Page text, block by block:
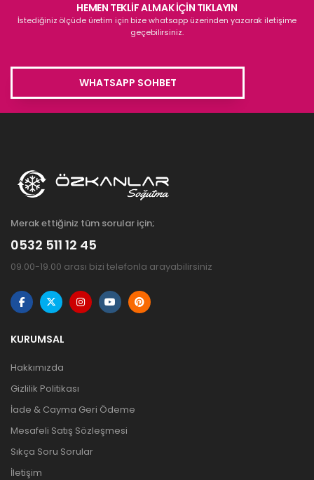
HEMEN TEKLİF ALMAK İÇİN TIKLAYIN
İstediğiniz ölçüde üretim için bize whatsapp üzerinden yazarak iletişime
geçebilirsiniz.
WHATSAPP SOHBET
Merak ettiğiniz tüm sorular için;
0532 511 12 45
09.00-19.00 arası bizi telefonla arayabilirsiniz
KURUMSAL
Hakkımızda
Gizlilik Politikası
İade & Cayma Geri Ödeme
Mesafeli Satış Sözleşmesi
Sıkça Soru Sorular
İletişim